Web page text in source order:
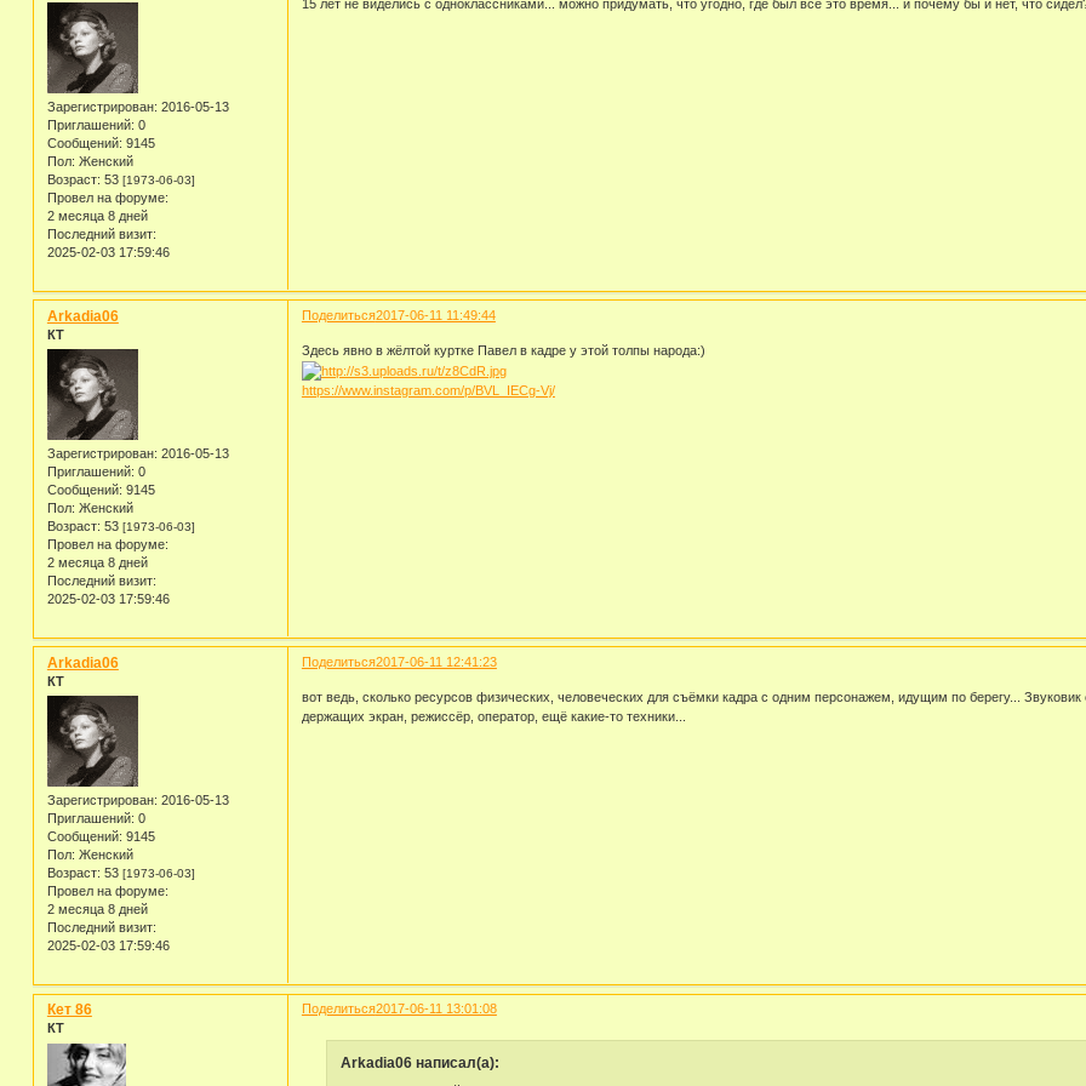
Зарегистрирован: 2016-05-13
Приглашений: 0
Сообщений: 9145
Пол: Женский
Возраст: 53 [1973-06-03]
Провел на форуме:
2 месяца 8 дней
Последний визит:
2025-02-03 17:59:46
15 лет не виделись с одноклассниками... можно придумать, что угодно, где был всё это время... и почему бы и нет, что
Поделиться2017-06-11 11:49:44
Arkadia06
КТ
Зарегистрирован: 2016-05-13
Приглашений: 0
Сообщений: 9145
Пол: Женский
Возраст: 53 [1973-06-03]
Провел на форуме:
2 месяца 8 дней
Последний визит:
2025-02-03 17:59:46
Здесь явно в жёлтой куртке Павел в кадре у этой толпы народа:)
https://www.instagram.com/p/BVL_IECg-Vj/
Поделиться2017-06-11 12:41:23
Arkadia06
КТ
Зарегистрирован: 2016-05-13
Приглашений: 0
Сообщений: 9145
Пол: Женский
Возраст: 53 [1973-06-03]
Провел на форуме:
2 месяца 8 дней
Последний визит:
2025-02-03 17:59:46
вот ведь, сколько ресурсов физических, человеческих для съёмки кадра с одним персонажем, идущим по берегу...
держащих экран, режиссёр, оператор, ещё какие-то техники...
Поделиться2017-06-11 13:01:08
Кет 86
КТ
Arkadia06 написал(а):